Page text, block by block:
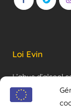
Loi Evin
L’abus d’alcool
modération !